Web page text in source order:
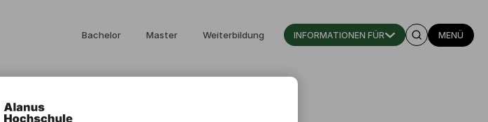
Bachelor Master Weiterbildung INFORMATIONEN FÜR MENÜ